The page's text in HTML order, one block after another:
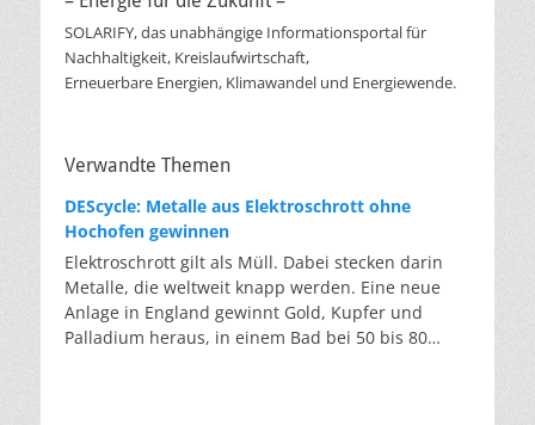
SOLARIFY, das unabhängige Informationsportal für
Nachhaltigkeit, Kreislaufwirtschaft,
Erneuerbare Energien, Klimawandel und Energiewende.
Verwandte Themen
DEScycle: Metalle aus Elektroschrott ohne
Hochofen gewinnen
Elektroschrott gilt als Müll. Dabei stecken darin
Metalle, die weltweit knapp werden. Eine neue
Anlage in England gewinnt Gold, Kupfer und
Palladium heraus, in einem Bad bei 50 bis 80